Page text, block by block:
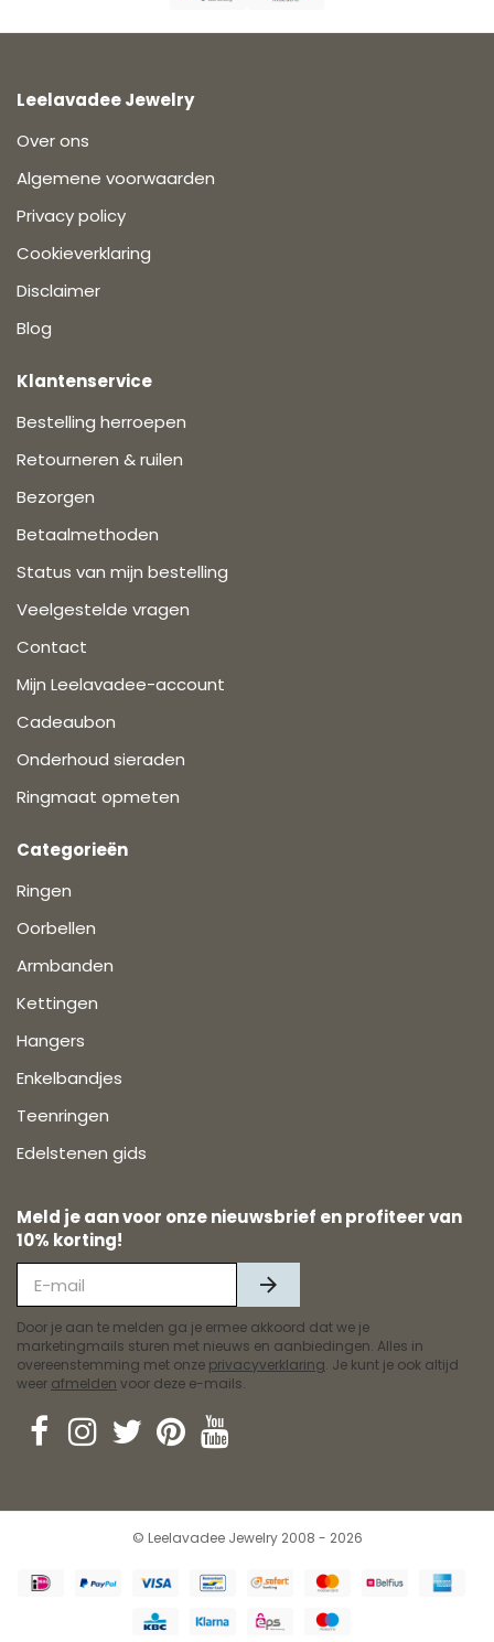
Leelavadee Jewelry
Over ons
Algemene voorwaarden
Privacy policy
Cookieverklaring
Disclaimer
Blog
Klantenservice
Bestelling herroepen
Retourneren & ruilen
Bezorgen
Betaalmethoden
Status van mijn bestelling
Veelgestelde vragen
Contact
Mijn Leelavadee-account
Cadeaubon
Onderhoud sieraden
Ringmaat opmeten
Categorieën
Ringen
Oorbellen
Armbanden
Kettingen
Hangers
Enkelbandjes
Teenringen
Edelstenen gids
Meld je aan voor onze nieuwsbrief en profiteer van
10% korting!
Door je aan te melden ga je ermee akkoord dat we je
marketingmails sturen met nieuws en aanbiedingen. Alles in
overeenstemming met onze privacyverklaring. Je kunt je ook altijd
weer afmelden voor deze e-mails.
© Leelavadee Jewelry 2008 - 2026